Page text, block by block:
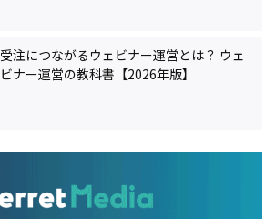
受注につながるウェビナー運営とは？ ウェ
ビナー運営の教科書【2026年版】